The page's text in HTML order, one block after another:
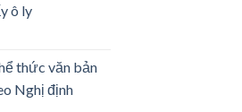
ô ly
thức văn bản
Nghị định